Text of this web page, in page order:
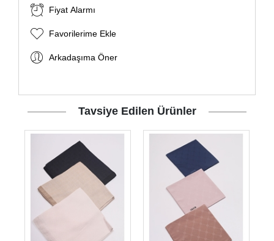
Fiyat Alarmı
Favorilerime Ekle
Arkadaşıma Öner
Tavsiye Edilen Ürünler